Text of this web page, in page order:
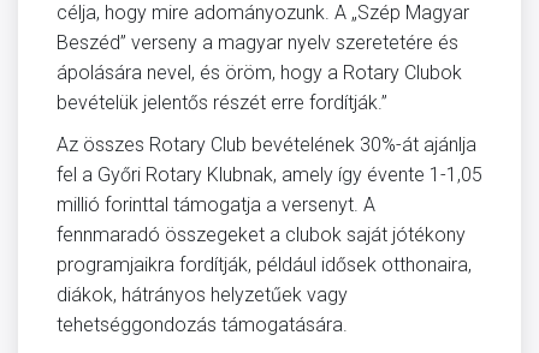
célja, hogy mire adományozunk. A „Szép Magyar
Beszéd” verseny a magyar nyelv szeretetére és
ápolására nevel, és öröm, hogy a Rotary Clubok
bevételük jelentős részét erre fordítják.”
Az összes Rotary Club bevételének 30%-át ajánlja
fel a Győri Rotary Klubnak, amely így évente 1-1,05
millió forinttal támogatja a versenyt. A
fennmaradó összegeket a clubok saját jótékony
programjaikra fordítják, például idősek otthonaira,
diákok, hátrányos helyzetűek vagy
tehetséggondozás támogatására.